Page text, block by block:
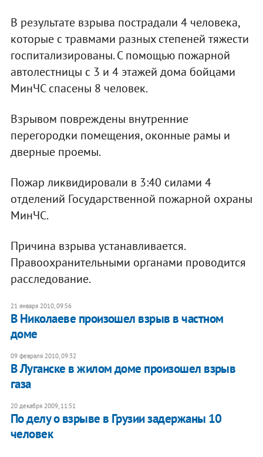
В результате взрыва пострадали 4 человека,
которые с травмами разных степеней тяжести
госпитализированы. С помощью пожарной
автолестницы с 3 и 4 этажей дома бойцами
МинЧС спасены 8 человек.
Взрывом повреждены внутренние
перегородки помещения, оконные рамы и
дверные проемы.
Пожар ликвидировали в 3:40 силами 4
отделений Государственной пожарной охраны
МинЧС.
Причина взрыва устанавливается.
Правоохранительными органами проводится
расследование.
21 января 2010, 09:56
В Николаеве произошел взрыв в частном
доме
09 февраля 2010, 09:32
В Луганске в жилом доме произошел взрыв
газа
20 декабря 2009, 11:51
По делу о взрыве в Грузии задержаны 10
человек